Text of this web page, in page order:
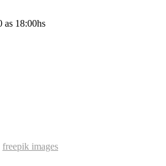
as 18:00hs
freepik images